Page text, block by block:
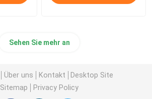
Sehen Sie mehr an
Über uns Kontakt
Desktop Site
Sitemap
Privacy Policy